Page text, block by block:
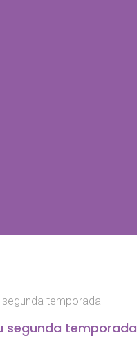
temporada
segunda temporada